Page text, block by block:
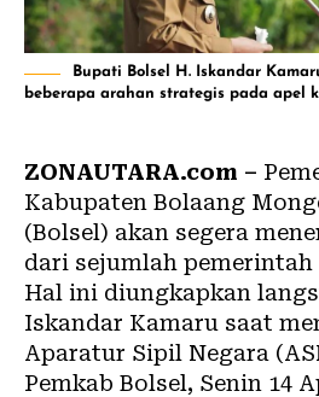
Bupati Bolsel H. Iskandar
beberapa arahan strategis pada apel
ZONAUTARA.com –
Kabupaten Bolaang
(Bolsel) akan segera
dari sejumlah pemerintah
Hal ini diungkapkan
Iskandar Kamaru saat
Aparatur Sipil Negara
Pemkab Bolsel, Senin 14